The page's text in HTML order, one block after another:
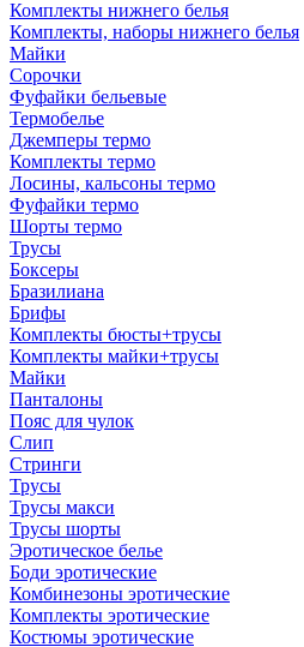
Комплекты нижнего белья
Комплекты, наборы нижнего белья
Майки
Сорочки
Фуфайки бельевые
Термобелье
Джемперы термо
Комплекты термо
Лосины, кальсоны термо
Фуфайки термо
Шорты термо
Трусы
Боксеры
Бразилиана
Брифы
Комплекты бюсты+трусы
Комплекты майки+трусы
Майки
Панталоны
Пояс для чулок
Слип
Стринги
Трусы
Трусы макси
Трусы шорты
Эротическое белье
Боди эротические
Комбинезоны эротические
Комплекты эротические
Костюмы эротические